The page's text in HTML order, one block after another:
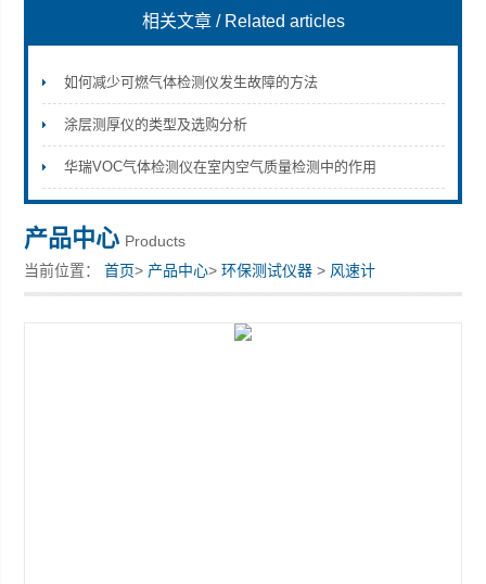
深圳市深博瑞仪器仪表有限公司
相关文章 / Related articles
如何减少可燃气体检测仪发生故障的方法
涂层测厚仪的类型及选购分析
华瑞VOC气体检测仪在室内空气质量检测中的作用
产品中心 Products
当前位置：首页> 产品中心>环保测试仪器 > 风速计